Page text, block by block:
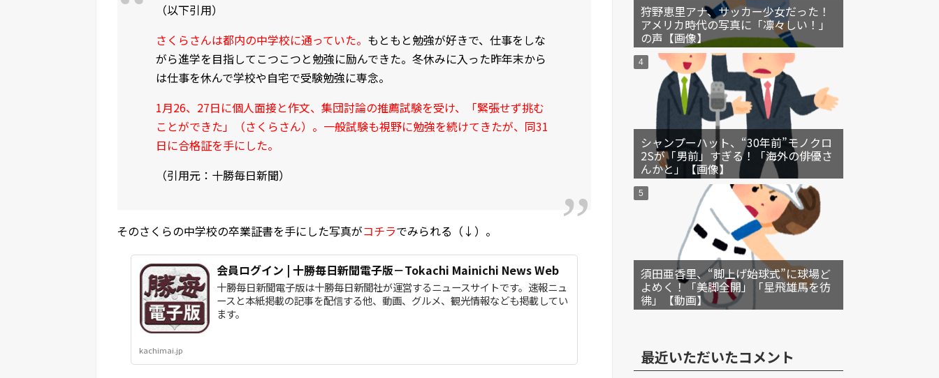
（以下引用）
さくらさんは都内の中学校に通っていた。 もともと勉強が好きで、仕事をしな
がら進学を目指してこつこつと勉強に励んできた。冬休みに入った昨年末から
は仕事を休んで学校や自宅で受験勉強に専念。
1月26、27日に個人面接と作文、集団討論の推薦試験を受け、「緊張せず挑む
ことができた」（さくらさん）。一般試験も視野に勉強を続けてきたが、同31
日に合格証を手にした。
（引用元：十勝毎日新聞）
そのさくらの中学校の卒業証書を手にした写真がコチラでみられる（↓）。
会員ログイン | 十勝毎日新聞電子版－Tokachi Mainichi News Web
十勝毎日新聞電子版は十勝毎日新聞社が運営するニュースサイトです。速報ニュ
ースと本紙掲載の記事を配信する他、動画、グルメ、観光情報なども掲載してい
ます。
kachimai.jp
狩野恵里アナ、サッカー少女だった！
アメリカ時代の写真に「凛々しい！」
の声【画像】
シャンプーハット、“30年前”モノクロ
2Sが「男前」すぎる！「海外の俳優さ
んかと」【画像】
須田亜香里、“脚上げ始球式”に球場ど
よめく！「美脚全開」「星飛雄馬を彷
彿」【動画】
最近いただいたコメント